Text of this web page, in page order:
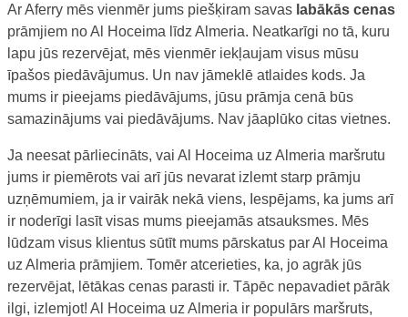
Ar Aferry mēs vienmēr jums piešķiram savas labākās cenas
prāmjiem no Al Hoceima līdz Almeria. Neatkarīgi no tā, kuru
lapu jūs rezervējat, mēs vienmēr iekļaujam visus mūsu
īpašos piedāvājumus. Un nav jāmeklē atlaides kods. Ja
mums ir pieejams piedāvājums, jūsu prāmja cenā būs
samazinājums vai piedāvājums. Nav jāaplūko citas vietnes.
Ja neesat pārliecināts, vai Al Hoceima uz Almeria maršrutu
jums ir piemērots vai arī jūs nevarat izlemt starp prāmju
uzņēmumiem, ja ir vairāk nekā viens, Iespējams, ka jums arī
ir noderīgi lasīt visas mums pieejamās atsauksmes. Mēs
lūdzam visus klientus sūtīt mums pārskatus par Al Hoceima
uz Almeria prāmjiem. Tomēr atcerieties, ka, jo agrāk jūs
rezervējat, lētākas cenas parasti ir. Tāpēc nepavadiet pārāk
ilgi, izlemjot! Al Hoceima uz Almeria ir populārs maršruts,